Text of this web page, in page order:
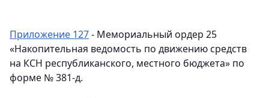
Приложение 127- Мемориальный ордер 25
«Накопительная ведомость по движению средств
на КСН республиканского, местного бюджета» по
форме № 381-д.